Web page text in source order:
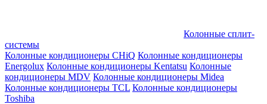
Колонные сплит-
системы
Колонные кондиционеры CHiQ Колонные кондиционеры
Energolux Колонные кондиционеры Kentatsu Колонные
кондиционеры MDV Колонные кондиционеры Midea
Колонные кондиционеры TCL Колонные кондиционеры
Toshiba